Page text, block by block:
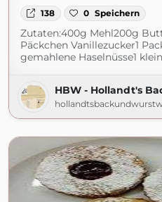
138 0 Speichern
Zutaten:400g Mehl200g
Päckchen Vanillezucker1
gemahlene Haselnüsse1
HBW - Hollandt's